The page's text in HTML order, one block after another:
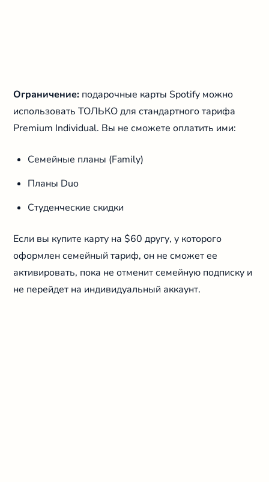
Ограничение: подарочные карты Spotify можно
использовать ТОЛЬКО для стандартного тарифа
Premium Individual. Вы не сможете оплатить ими:
Семейные планы (Family)
Планы Duo
Студенческие скидки
Если вы купите карту на $60 другу, у которого
оформлен семейный тариф, он не сможет ее
активировать, пока не отменит семейную подписку и
не перейдет на индивидуальный аккаунт.